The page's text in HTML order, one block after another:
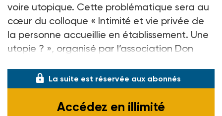
voire utopique. Cette problématique sera au
cœur du colloque « Intimité et vie privée de
la personne accueillie en établissement. Une
utopie ? », organisé par l’association Don
La suite est réservée aux abonnés
Accédez en illimité